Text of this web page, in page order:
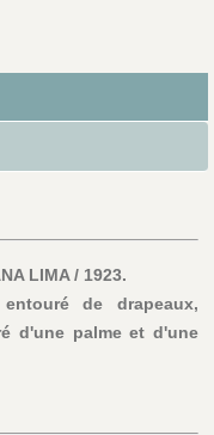
LIMA / 1923.
de drapeaux,
d'une palme et d'une